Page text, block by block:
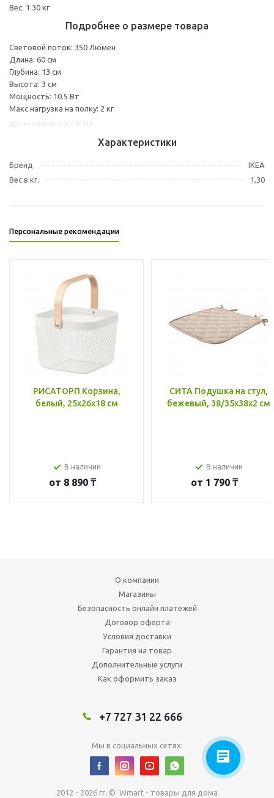
Вес: 1.30 кг
Подробнее о размере товара
Световой поток: 350 Люмен
Длина: 60 см
Глубина: 13 см
Высота: 3 см
Мощность: 10.5 Вт
Макс нагрузка на полку: 2 кг
Характеристики
Бренд
IKEA
Вес в кг.
1,30
Персональные рекомендации
РИСАТОРП Корзина,
белый, 25x26x18 см
В наличии
от 8 890 ₸
СИТА Подушка на стул,
бежевый, 38/35x38x2 см
В наличии
от 1 790 ₸
О компании
Магазины
Безопасность онлайн платежей
Договор оферта
Условия доставки
Гарантия на товар
Дополнительные услуги
Как оформить заказ
+7 727 31 22 666
Мы в социальных сетях:
2012 - 2026 гг. © Wmart - товары для дома